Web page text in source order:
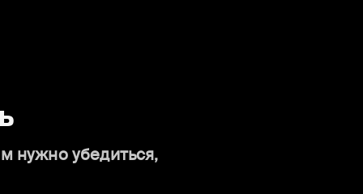
нужно убедиться,